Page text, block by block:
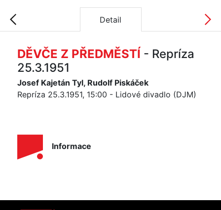
Detail
DĚVČE Z PŘEDMĚSTÍ - Repríza
25.3.1951
Josef Kajetán Tyl, Rudolf Piskáček
Repríza 25.3.1951, 15:00 - Lidové divadlo (DJM)
Informace